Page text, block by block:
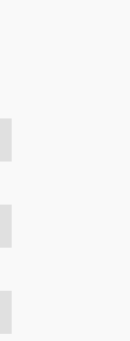
學操作單元
設施型式檢
七、營業盈
七條規定。
第八條第一